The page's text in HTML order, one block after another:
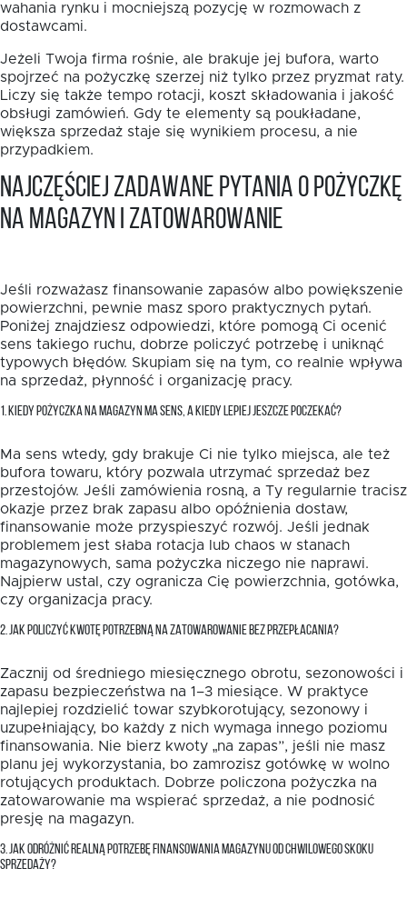
wahania rynku i mocniejszą pozycję w rozmowach z
dostawcami.
Jeżeli Twoja firma rośnie, ale brakuje jej bufora, warto
spojrzeć na pożyczkę szerzej niż tylko przez pryzmat raty.
Liczy się także tempo rotacji, koszt składowania i jakość
obsługi zamówień. Gdy te elementy są poukładane,
większa sprzedaż staje się wynikiem procesu, a nie
przypadkiem.
Najczęściej zadawane pytania o pożyczkę
na magazyn i zatowarowanie
Jeśli rozważasz finansowanie zapasów albo powiększenie
powierzchni, pewnie masz sporo praktycznych pytań.
Poniżej znajdziesz odpowiedzi, które pomogą Ci ocenić
sens takiego ruchu, dobrze policzyć potrzebę i uniknąć
typowych błędów. Skupiam się na tym, co realnie wpływa
na sprzedaż, płynność i organizację pracy.
1. KIEDY POŻYCZKA NA MAGAZYN MA SENS, A KIEDY LEPIEJ JESZCZE POCZEKAĆ?
Ma sens wtedy, gdy brakuje Ci nie tylko miejsca, ale też
bufora towaru, który pozwala utrzymać sprzedaż bez
przestojów. Jeśli zamówienia rosną, a Ty regularnie tracisz
okazje przez brak zapasu albo opóźnienia dostaw,
finansowanie może przyspieszyć rozwój. Jeśli jednak
problemem jest słaba rotacja lub chaos w stanach
magazynowych, sama pożyczka niczego nie naprawi.
Najpierw ustal, czy ogranicza Cię powierzchnia, gotówka,
czy organizacja pracy.
2. JAK POLICZYĆ KWOTĘ POTRZEBNĄ NA ZATOWAROWANIE BEZ PRZEPŁACANIA?
Zacznij od średniego miesięcznego obrotu, sezonowości i
zapasu bezpieczeństwa na 1–3 miesiące. W praktyce
najlepiej rozdzielić towar szybkorotujący, sezonowy i
uzupełniający, bo każdy z nich wymaga innego poziomu
finansowania. Nie bierz kwoty „na zapas”, jeśli nie masz
planu jej wykorzystania, bo zamrozisz gotówkę w wolno
rotujących produktach. Dobrze policzona pożyczka na
zatowarowanie ma wspierać sprzedaż, a nie podnosić
presję na magazyn.
3. JAK ODRÓŻNIĆ REALNĄ POTRZEBĘ FINANSOWANIA MAGAZYNU OD CHWILOWEGO SKOKU
SPRZEDAŻY?